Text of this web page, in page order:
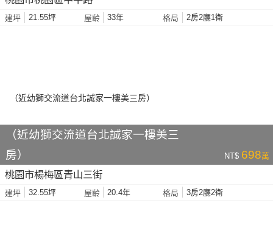
建坪 21.55坪 屋齡 33年 格局 2房2廳1衛
（近幼獅交流道台北誠家一樓美三
房）
NT$ 698萬
桃園市楊梅區青山三街
建坪 32.55坪 屋齡 20.4年 格局 3房2廳2衛